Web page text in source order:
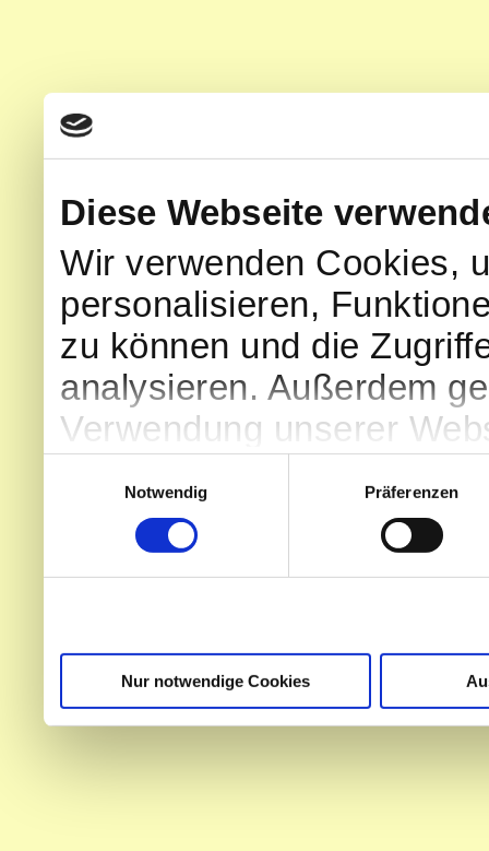
Diese Webseite
Wir verwenden Cookies,
personalisieren,
zu können und die
analysieren. Außerdem
Verwendung unserer
Partner führen diese
weiteren Daten
Notwendig
Präferenzen
Nur notwendige Cookies